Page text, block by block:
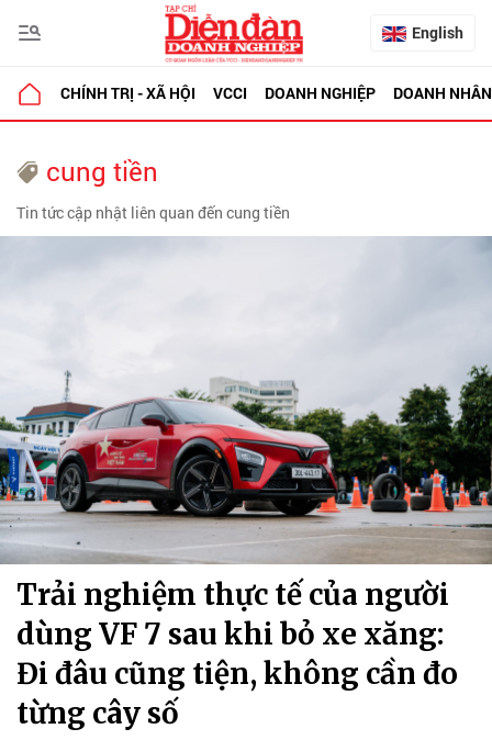
English
CHÍNH TRỊ - XÃ HỘI VCCI DOANH NGHIỆP DOANH NHÂN
cung tiền
Tin tức cập nhật liên quan đến cung tiền
Trải nghiệm thực tế của người
dùng VF 7 sau khi bỏ xe xăng:
Đi đâu cũng tiện, không cần đo
từng cây số